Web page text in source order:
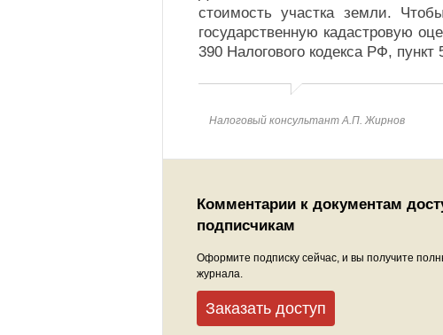
стоимость участка земли.
государственную кадастровую
390 Налогового кодекса РФ, пункт
Налоговый консультант А.П. Жирнов
Комментарии к документам
подписчикам
Оформите подписку сейчас, и вы получите
журнала.
Заказать доступ